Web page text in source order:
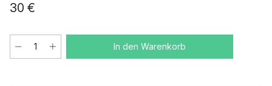
30 €
In den Warenkorb